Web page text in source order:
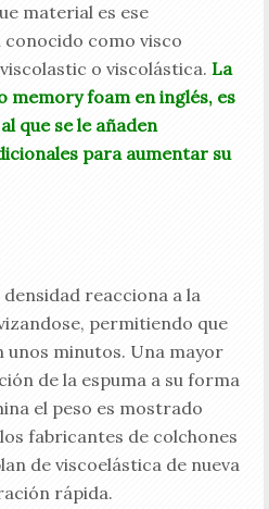
material es ese
conocido como visco
o viscolástica. La
memory foam en inglés, es
que se le añaden
para aumentar su
reacciona a la
permitiendo que
unos minutos. Una mayor
de la espuma a su forma
el peso es mostrado
fabricantes de colchones
de viscoelástica de nueva
rápida.